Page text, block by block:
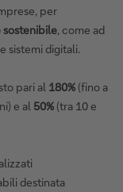
per
sostenibile, come ad
sistemi digitali.
pari al 180% (fino a
e al 50% (tra 10 e
destinata